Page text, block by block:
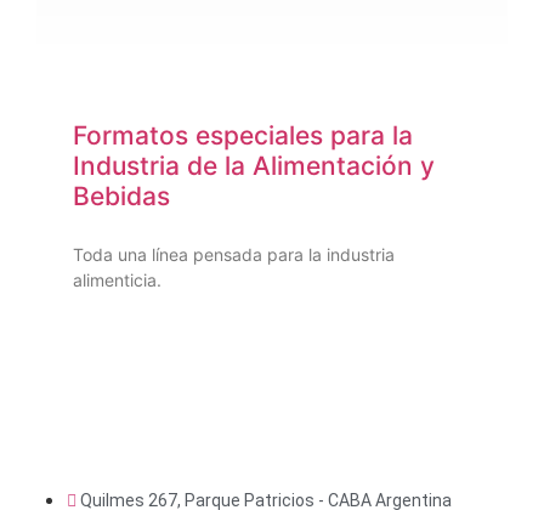
Formatos especiales para la
Industria de la Alimentación y
Bebidas
Toda una línea pensada para la industria
alimenticia.
Quilmes 267, Parque Patricios - CABA Argentina